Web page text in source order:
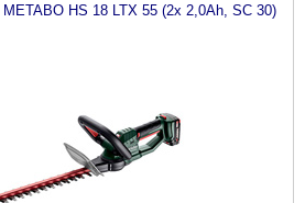
METABO HS 18 LTX 55 (2x 2,0Ah, SC 30)